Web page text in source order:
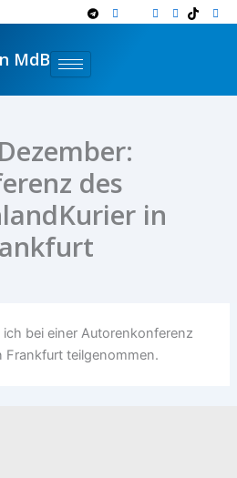
MdB
des
in
bei einer Autorenkonferenz
Frankfurt teilgenommen.